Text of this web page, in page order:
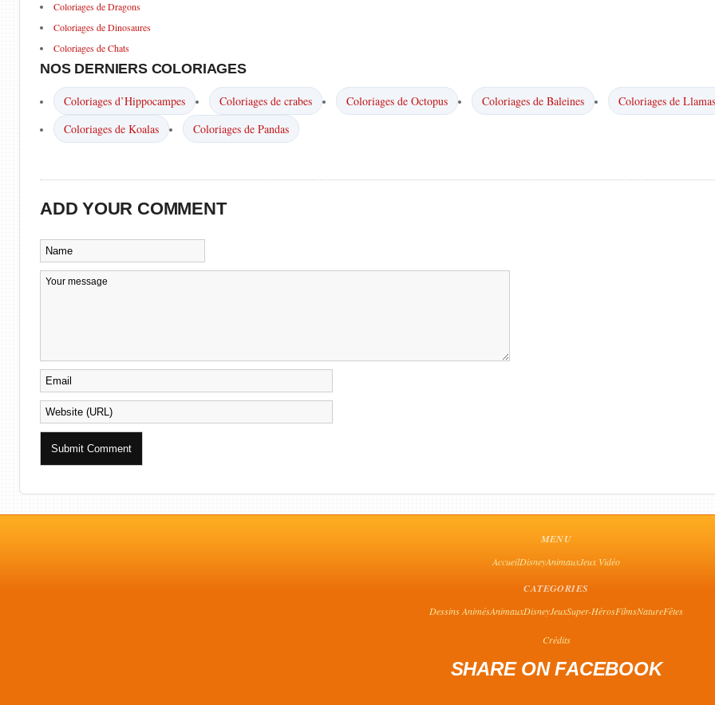
Coloriages de Dragons
Coloriages de Dinosaures
Coloriages de Chats
NOS DERNIERS COLORIAGES
Coloriages d’Hippocampes Coloriages de crabes Coloriages de Octopus Coloriages de Baleines Coloriages de Llamas
Coloriages de Koalas
Coloriages de Pandas
ADD YOUR COMMENT
MENU
AccueilDisneyAnimauxJeux Vidéo
CATEGORIES
Dessins AnimésAnimauxDisneyJeuxSuper-HérosFilmsNatureFêtes
Crédits
SHARE ON FACEBOOK